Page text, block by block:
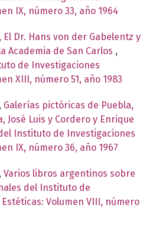
IX, número 33, año 1964
El Dr. Hans von der Gabelentz y
Academia de San Carlos ,
de Investigaciones
XIII, número 51, año 1983
Galerías pictóricas de Puebla,
José Luis y Cordero y Enrique
Instituto de Investigaciones
IX, número 36, año 1967
Varios libros argentinos sobre
del Instituto de
Volumen VIII, número